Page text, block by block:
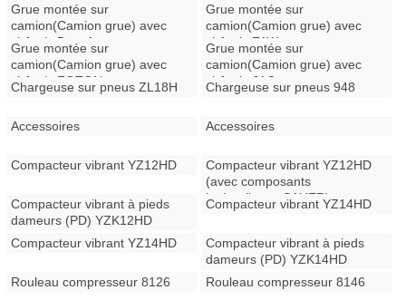
Grue montée sur
camion(Camion grue) avec
châssis Dongfeng
Grue montée sur
camion(Camion grue) avec
châssis FAW
Grue montée sur
camion(Camion grue) avec
châssis FOTON
Grue montée sur
camion(Camion grue) avec
châssis JAC
Chargeuse sur pneus ZL18H Chargeuse sur pneus 948
Accessoires Accessoires
Compacteur vibrant YZ12HD
Compacteur vibrant YZ12HD
(avec composants
hydrauliques SAUER)
Compacteur vibrant à pieds
dameurs (PD) YZK12HD
Compacteur vibrant YZ14HD
Compacteur vibrant YZ14HD
Compacteur vibrant à pieds
dameurs (PD) YZK14HD
Rouleau compresseur 8126
Rouleau compresseur 8146